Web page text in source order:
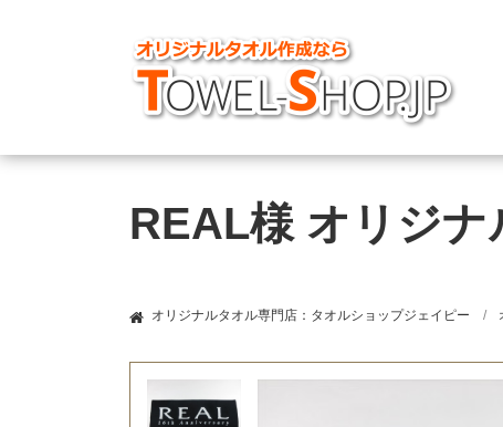
REAL様 オリジ
オリジナルタオル専門店：タオルショップジェイピー